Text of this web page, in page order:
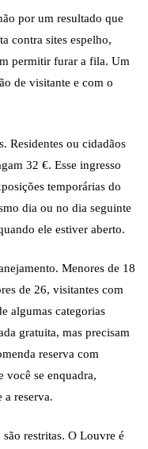
por um resultado que
contra sites espelho,
permitir furar a fila. Um
de visitante e com o
Residentes ou cidadãos
32 €. Esse ingresso
temporárias do
dia ou no dia seguinte
ele estiver aberto.
Menores de 18
de 26, visitantes com
algumas categorias
gratuita, mas precisam
reserva com
você se enquadra,
a reserva.
restritas. O Louvre é